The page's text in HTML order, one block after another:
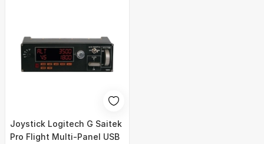
Joystick ​Logitech G Saitek
Pro Flight Multi-Panel USB